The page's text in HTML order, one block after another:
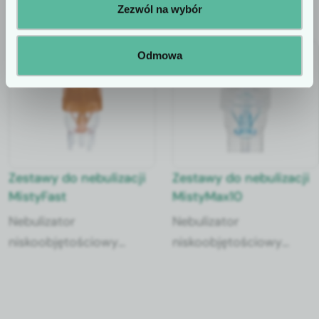
Zezwól na wybór
Odmowa
Zestawy do nebulizacji
MistyFast
Nebulizator
niskoobjętościowy
Zestawy do nebulizacji
MistyMax10
Nebulizator
niskoobjętościowy